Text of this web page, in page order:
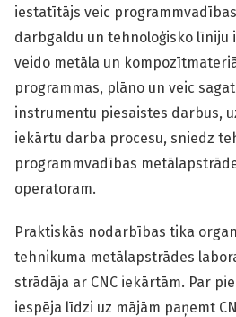
iestatītājs veic
darbgaldu un tehnoloģisko līniju
veido metāla un
programmas, plāno un veic
instrumentu piesaistes darbus,
iekārtu darba procesu, sniedz
programmvadības
operatoram.
Praktiskās nodarbības tika
tehnikuma metālapstrādes
strādāja ar CNC iekārtām. Par
iespēja līdzi uz mājām paņemt